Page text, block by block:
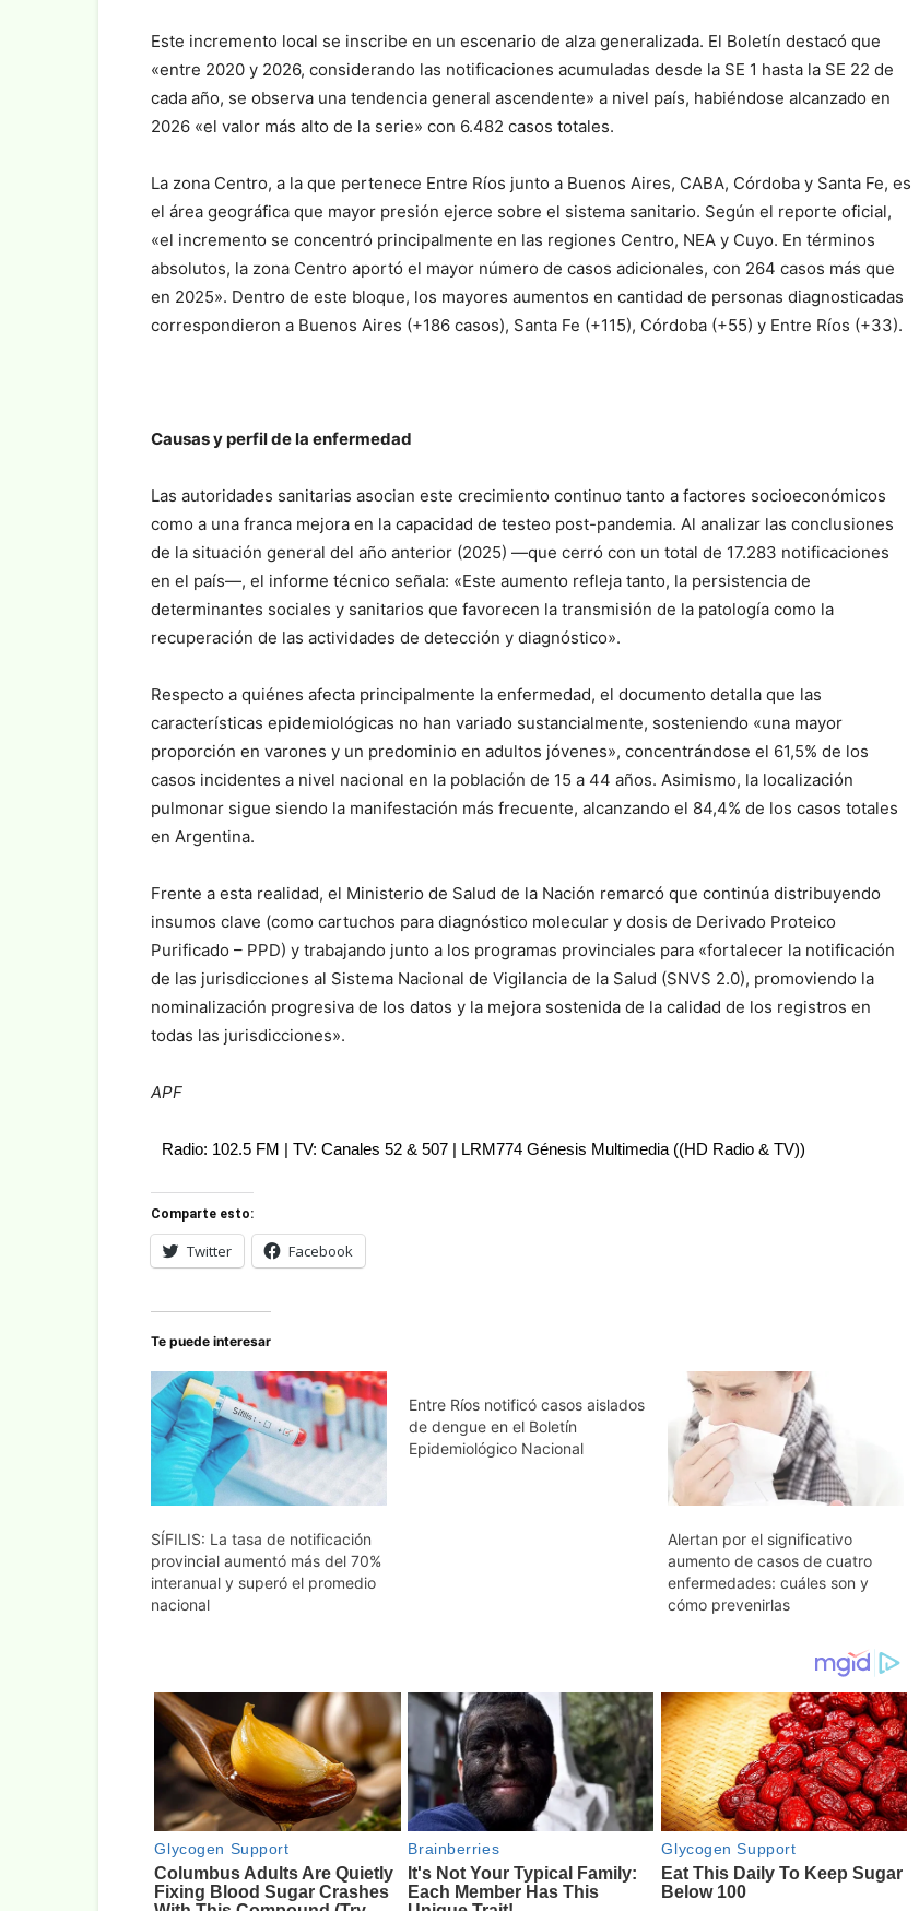
Este incremento local se inscribe en un escenario de alza generalizada. El Boletín destacó que
«entre 2020 y 2026, considerando las notificaciones acumuladas desde la SE 1 hasta la SE 22 de
cada año, se observa una tendencia general ascendente» a nivel país, habiéndose alcanzado en
2026 «el valor más alto de la serie» con 6.482 casos totales.
La zona Centro, a la que pertenece Entre Ríos junto a Buenos Aires, CABA, Córdoba y Santa Fe, es
el área geográfica que mayor presión ejerce sobre el sistema sanitario. Según el reporte oficial,
«el incremento se concentró principalmente en las regiones Centro, NEA y Cuyo. En términos
absolutos, la zona Centro aportó el mayor número de casos adicionales, con 264 casos más que
en 2025». Dentro de este bloque, los mayores aumentos en cantidad de personas diagnosticadas
correspondieron a Buenos Aires (+186 casos), Santa Fe (+115), Córdoba (+55) y Entre Ríos (+33).
Causas y perfil de la enfermedad
Las autoridades sanitarias asocian este crecimiento continuo tanto a factores socioeconómicos
como a una franca mejora en la capacidad de testeo post-pandemia. Al analizar las conclusiones
de la situación general del año anterior (2025) —que cerró con un total de 17.283 notificaciones
en el país—, el informe técnico señala: «Este aumento refleja tanto, la persistencia de
determinantes sociales y sanitarios que favorecen la transmisión de la patología como la
recuperación de las actividades de detección y diagnóstico».
Respecto a quiénes afecta principalmente la enfermedad, el documento detalla que las
características epidemiológicas no han variado sustancialmente, sosteniendo «una mayor
proporción en varones y un predominio en adultos jóvenes», concentrándose el 61,5% de los
casos incidentes a nivel nacional en la población de 15 a 44 años. Asimismo, la localización
pulmonar sigue siendo la manifestación más frecuente, alcanzando el 84,4% de los casos totales
en Argentina.
Frente a esta realidad, el Ministerio de Salud de la Nación remarcó que continúa distribuyendo
insumos clave (como cartuchos para diagnóstico molecular y dosis de Derivado Proteico
Purificado – PPD) y trabajando junto a los programas provinciales para «fortalecer la notificación
de las jurisdicciones al Sistema Nacional de Vigilancia de la Salud (SNVS 2.0), promoviendo la
nominalización progresiva de los datos y la mejora sostenida de la calidad de los registros en
todas las jurisdicciones».
APF
Radio: 102.5 FM | TV: Canales 52 & 507 | LRM774 Génesis Multimedia ((HD Radio & TV))
Comparte esto:
Twitter Facebook
Te puede interesar
SÍFILIS: La tasa de notificación
provincial aumentó más del 70%
interanual y superó el promedio
nacional
Entre Ríos notificó casos aislados
de dengue en el Boletín
Epidemiológico Nacional
Alertan por el significativo
aumento de casos de cuatro
enfermedades: cuáles son y
cómo prevenirlas